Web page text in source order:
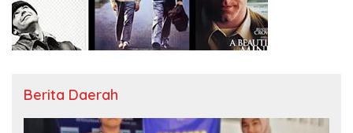
Berita Daerah